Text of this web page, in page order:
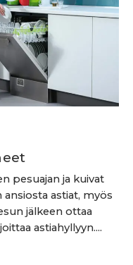
pesuajan ja kuivat
astiat, myös
jälkeen ottaa
astiahyllyyn....